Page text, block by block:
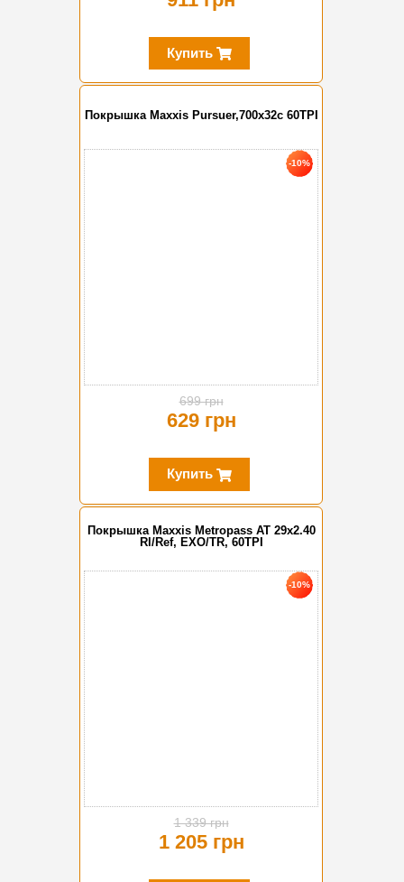
Купить
Покрышка Maxxis Pursuer,700x32c 60TPI
-10%
699 грн
629 грн
Купить
Покрышка Maxxis Metropass AT 29x2.40
Rl/Ref, EXO/TR, 60TPI
-10%
1 339 грн
1 205 грн